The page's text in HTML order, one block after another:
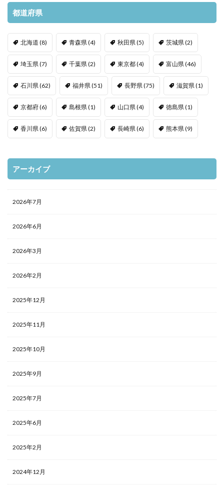
都道府県
北海道 (8) 青森県(4) 秋田県(5) 茨城県(2)
埼玉県(7) 千葉県(2) 東京都(4) 富山県(46)
石川県(62) 福井県(51) 長野県(75) 滋賀県(1)
京都府(6) 島根県(1) 山口県(4) 徳島県(1)
香川県(6) 佐賀県(2) 長崎県(6) 熊本県(9)
アーカイブ
2026年7月
2026年6月
2026年3月
2026年2月
2025年12月
2025年11月
2025年10月
2025年9月
2025年7月
2025年6月
2025年2月
2024年12月